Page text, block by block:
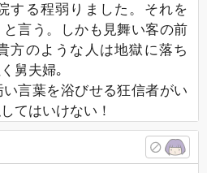
する程弱りました。それを
と言う。しかも見舞い客の前
方のような人は地獄に落ち
舅夫婦｡
言葉を浴びせる狂信者がい
てはいけない！